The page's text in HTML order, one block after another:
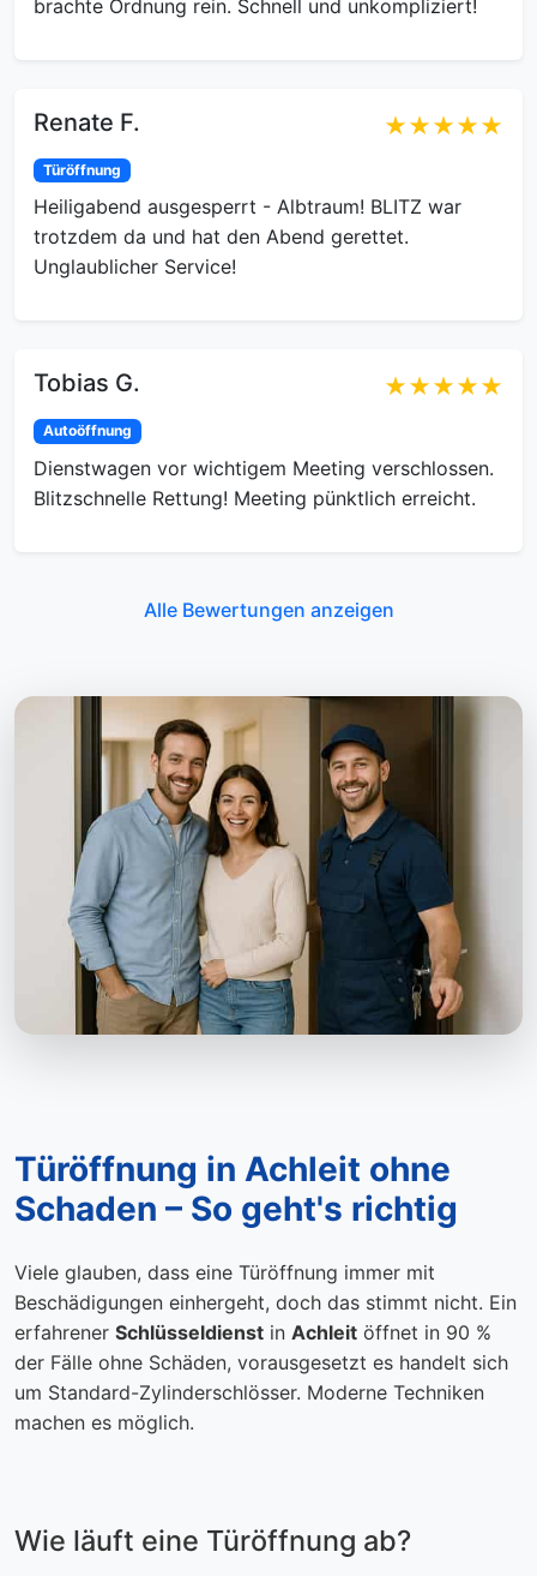
brachte Ordnung rein. Schnell und unkompliziert!
Renate F. ★★★★★
Türöffnung
Heiligabend ausgesperrt - Albtraum! BLITZ war
trotzdem da und hat den Abend gerettet.
Unglaublicher Service!
Tobias G. ★★★★★
Autoöffnung
Dienstwagen vor wichtigem Meeting verschlossen.
Blitzschnelle Rettung! Meeting pünktlich erreicht.
Alle Bewertungen anzeigen
Türöffnung in Achleit ohne
Schaden – So geht's richtig
Viele glauben, dass eine Türöffnung immer mit
Beschädigungen einhergeht, doch das stimmt nicht. Ein
erfahrener Schlüsseldienst in Achleit öffnet in 90 %
der Fälle ohne Schäden, vorausgesetzt es handelt sich
um Standard-Zylinderschlösser. Moderne Techniken
machen es möglich.
Wie läuft eine Türöffnung ab?